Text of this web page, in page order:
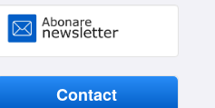
Contact